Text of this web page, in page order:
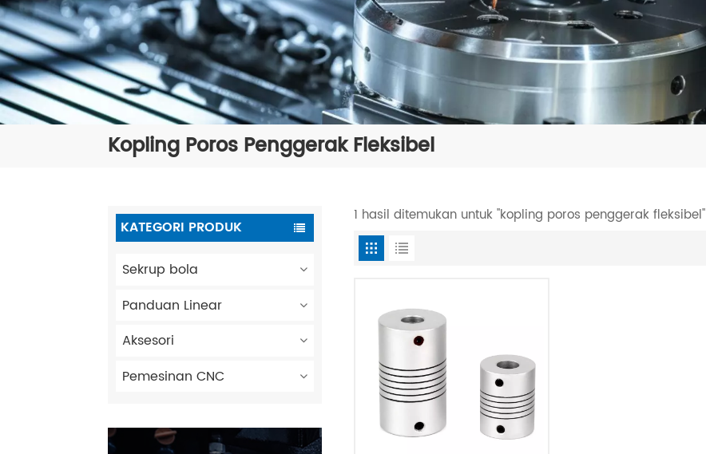
Kopling Poros Penggerak Fleksibel
KATEGORI PRODUK
Sekrup bola
Panduan Linear
Aksesori
Pemesinan CNC
1 hasil ditemukan untuk "kopling poros penggerak fleksibel"